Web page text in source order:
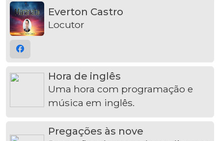
Everton Castro
Locutor
Hora de inglês
Uma hora com programação e
música em inglês.
Pregações às nove